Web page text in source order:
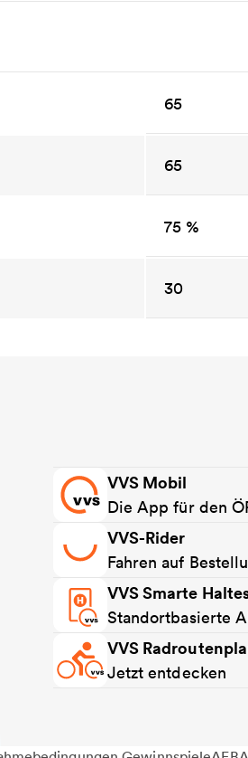
65
65
75 %
30
VVS Mobil
Die App für den
VVS-Rider
Fahren auf
VVS Smarte
Standortbasierte
VVS
Jetzt entdecken